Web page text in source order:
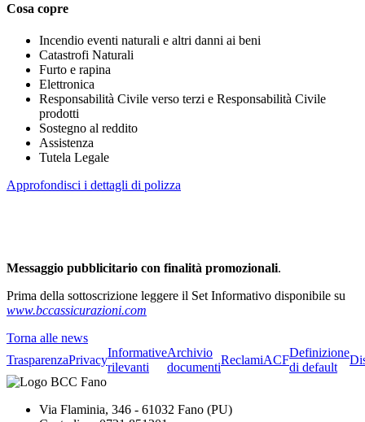
Cosa copre
Incendio eventi naturali e altri danni ai beni
Catastrofi Naturali
Furto e rapina
Elettronica
Responsabilità Civile verso terzi e Responsabilità Civile
prodotti
Sostegno al reddito
Assistenza
Tutela Legale
Approfondisci i dettagli di polizza
Messaggio pubblicitario con finalità promozionali.
Prima della sottoscrizione leggere il Set Informativo disponibile su
www.bccassicurazioni.com
Torna alle news
TrasparenzaPrivacy
Informative
rilevanti
Archivio
documenti
ReclamiACF
Definizione
di default
Via Flaminia, 346 - 61032 Fano (PU)